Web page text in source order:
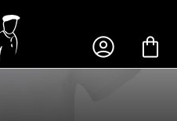
 